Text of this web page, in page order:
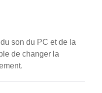
son du PC et de la
de changer la